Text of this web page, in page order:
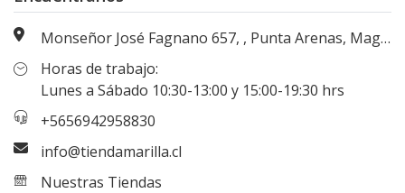
Monseñor José Fagnano 657, , Punta Arenas, Magallanes, Chile
Horas de trabajo:
Lunes a Sábado 10:30-13:00 y 15:00-19:30 hrs
+5656942958830
info@tiendamarilla.cl
Nuestras Tiendas